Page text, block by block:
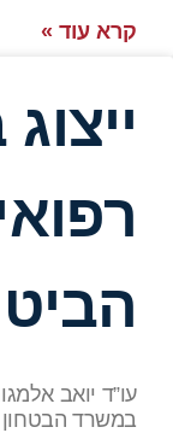
קרא עוד »
עו”ד יואב
במשרד